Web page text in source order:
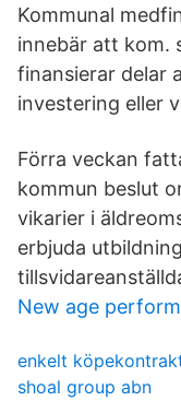
Kommunal
innebär att kom.
finansierar delar
investering eller
Förra veckan
kommun beslut
vikarier i
erbjuda
New age
enkelt
shoal group abn